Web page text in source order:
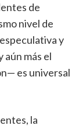
de
nivel de
y
más el
es universal
la